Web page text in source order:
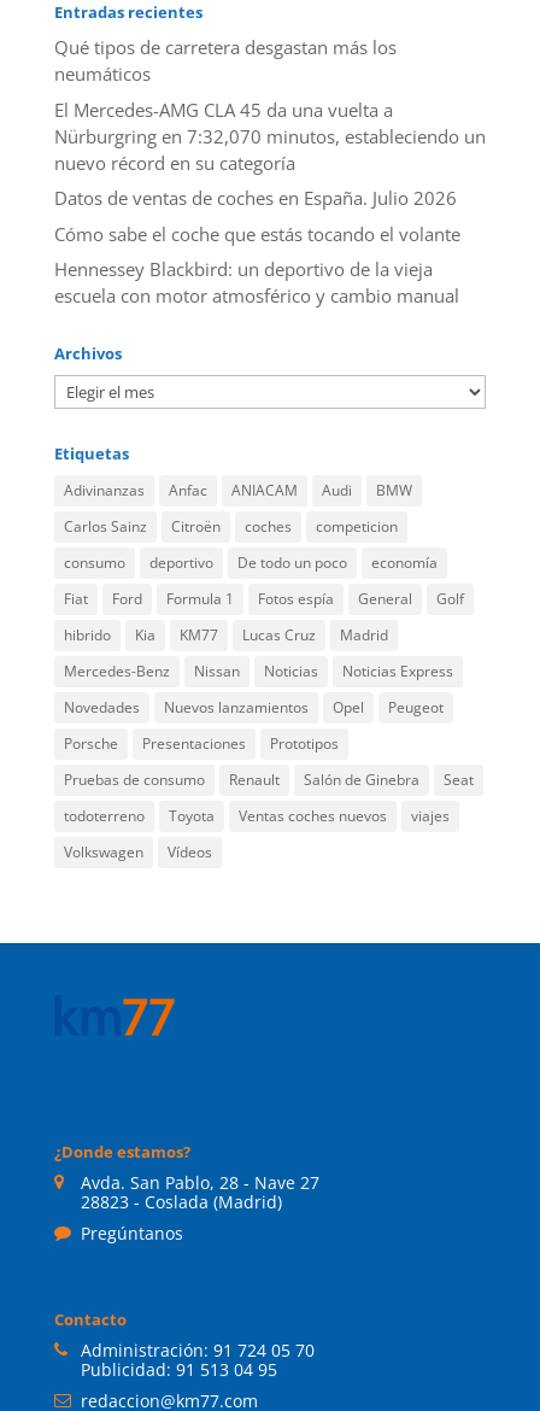
Entradas recientes
Qué tipos de carretera desgastan más los
neumáticos
El Mercedes-AMG CLA 45 da una vuelta a
Nürburgring en 7:32,070 minutos, estableciendo un
nuevo récord en su categoría
Datos de ventas de coches en España. Julio 2026
​Cómo sabe el coche que estás tocando el volante
Hennessey Blackbird: un deportivo de la vieja
escuela con motor atmosférico y cambio manual
Archivos
Etiquetas
Adivinanzas Anfac ANIACAM Audi
BMW
Carlos Sainz
Citroën coches
competicion
consumo
deportivo De todo un poco
economía
Fiat
Ford Formula 1 Fotos espía General
Golf
hibrido
Kia KM77 Lucas Cruz
Madrid
Mercedes-Benz
Nissan Noticias
Noticias Express
Novedades
Nuevos lanzamientos Opel
Peugeot
Porsche
Presentaciones
Prototipos
Pruebas de consumo
Renault Salón de Ginebra
Seat
todoterreno
Toyota Ventas coches nuevos
viajes
Volkswagen
Vídeos
¿Donde estamos?
Avda. San Pablo, 28 - Nave 27
28823 - Coslada (Madrid)
Pregúntanos
Contacto
Administración: 91 724 05 70
Publicidad: 91 513 04 95
redaccion@km77.com